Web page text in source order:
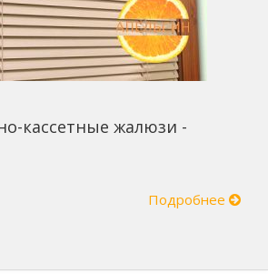
кассетные жалюзи -
Подробнее